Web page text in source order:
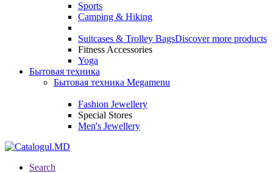
Sports
Camping & Hiking
Suitcases & Trolley BagsDiscover more products
Fitness Accessories
Yoga
Бытовая техника
Бытовая техника Megamenu
Fashion Jewellery
Special Stores
Men's Jewellery
Search